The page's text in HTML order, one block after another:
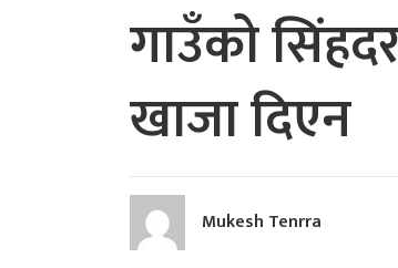
गाउँको
खाजा दिएन
Mukesh Tenrra